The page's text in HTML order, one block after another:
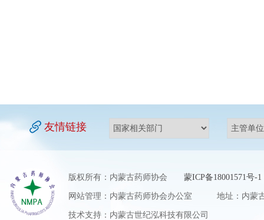
友情链接
版权所有：内蒙古药师协会 蒙ICP备18001571号-1
网站管理：内蒙古药师协会办公室 地址：内蒙古
技术支持：内蒙古世纪泓科技有限公司